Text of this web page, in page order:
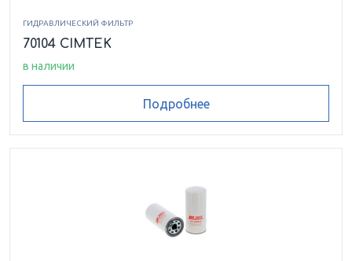
ГИДРАВЛИЧЕСКИЙ ФИЛЬТР
70104 CIMTEK
в наличии
Подробнее